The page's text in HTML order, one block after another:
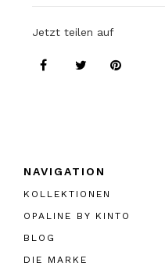
Jetzt teilen auf
NAVIGATION
KOLLEKTIONEN
OPALINE BY KINTO
BLOG
DIE MARKE